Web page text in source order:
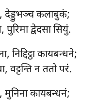
देड्डुभञ्च कलाबुकं;
पुरिमा द्वेदसा सियुं.
निद्दिट्ठा कायबन्धने;
वट्टन्ति न ततो परं.
कायबन्धनं;